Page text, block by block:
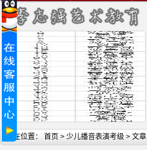
详细内容
现在位置： 首页 > 少儿播音表演考级 > 文章